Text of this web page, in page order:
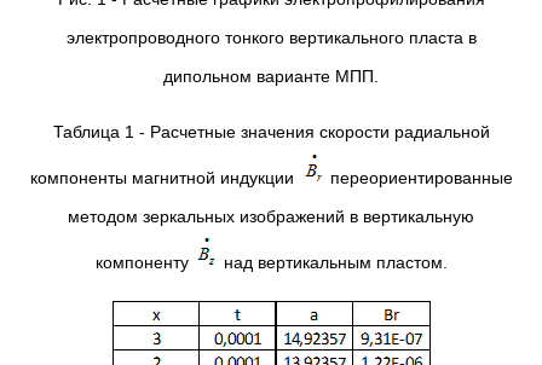
электропроводного тонкого вертикального пласта в
дипольном варианте МПП.
Таблица 1 - Расчетные значения скорости радиальной
компоненты магнитной индукции
переориентированные
методом зеркальных изображений в вертикальную
компоненту над вертикальным пластом.